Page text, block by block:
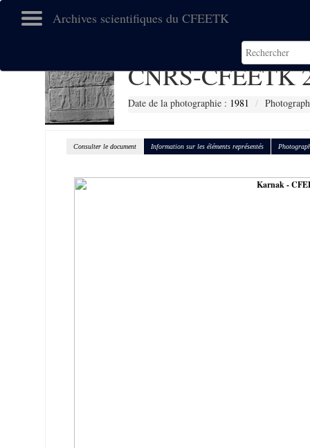
Archives scientifiques du CFEETK
CNRS-CFEETK
Date de la photographie : 1981
Consulter le document Information sur les éléments représentés